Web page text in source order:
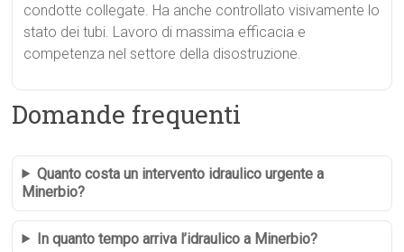
condotte collegate. Ha anche controllato visivamente lo
stato dei tubi. Lavoro di massima efficacia e
competenza nel settore della disostruzione.
Domande frequenti
Quanto costa un intervento idraulico urgente a
Minerbio?
In quanto tempo arriva l’idraulico a Minerbio?